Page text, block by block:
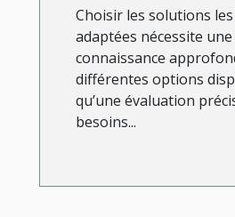
Choisir les solutions
adaptées nécessite une
connaissance
différentes options
qu’une évaluation
besoins...